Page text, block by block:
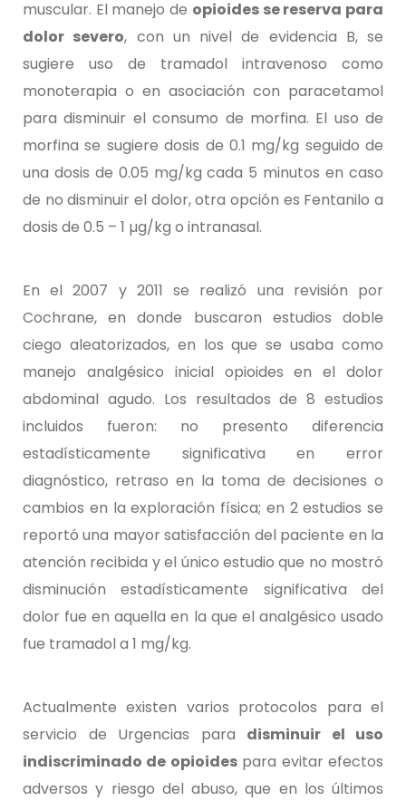
muscular. El manejo de opioides se reserva para
dolor severo, con un nivel de evidencia B, se
sugiere uso de tramadol intravenoso como
monoterapia o en asociación con paracetamol
para disminuir el consumo de morfina. El uso de
morfina se sugiere dosis de 0.1 mg/kg seguido de
una dosis de 0.05 mg/kg cada 5 minutos en caso
de no disminuir el dolor, otra opción es Fentanilo a
dosis de 0.5 – 1 µg/kg o intranasal.
En el 2007 y 2011 se realizó una revisión por
Cochrane, en donde buscaron estudios doble
ciego aleatorizados, en los que se usaba como
manejo analgésico inicial opioides en el dolor
abdominal agudo. Los resultados de 8 estudios
incluidos fueron: no presento diferencia
estadísticamente significativa en error
diagnóstico, retraso en la toma de decisiones o
cambios en la exploración física; en 2 estudios se
reportó una mayor satisfacción del paciente en la
atención recibida y el único estudio que no mostró
disminución estadísticamente significativa del
dolor fue en aquella en la que el analgésico usado
fue tramadol a 1 mg/kg.
Actualmente existen varios protocolos para el
servicio de Urgencias para disminuir el uso
indiscriminado de opioidespara evitar efectos
adversos y riesgo del abuso, que en los últimos